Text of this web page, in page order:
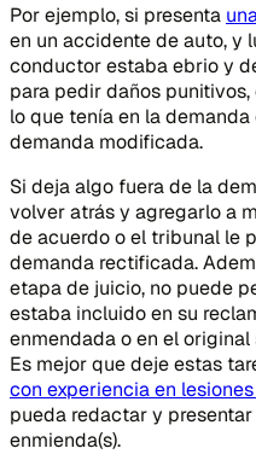
Por ejemplo, si presenta
en un accidente de auto, y
conductor estaba ebrio y
para pedir daños
lo que tenía en la
demanda modificada.
Si deja algo fuera de la
volver atrás y agregarlo a
de acuerdo o el tribunal le
demanda rectificada.
etapa de juicio, no puede
estaba incluido en su
enmendada o en el
Es mejor que deje estas
con experiencia en
pueda redactar y
enmienda(s).